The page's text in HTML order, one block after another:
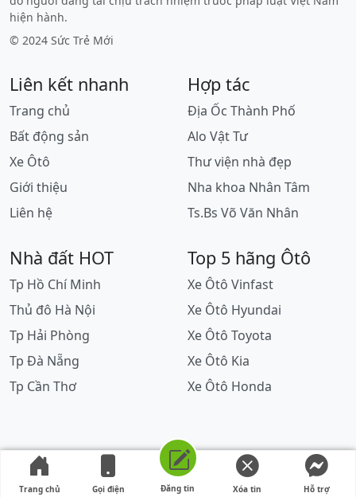
Trang chủ Gọi điện Đăng tin Xóa tin Hỗ trợ
hiện hành.
© 2024 Sức Trẻ Mới
Liên kết nhanh
Trang chủ
Bất động sản
Xe Ôtô
Giới thiệu
Liên hệ
Hợp tác
Địa Ốc Thành Phố
Alo Vật Tư
Thư viện nhà đẹp
Nha khoa Nhân Tâm
Ts.Bs Võ Văn Nhân
Nhà đất HOT
Tp Hồ Chí Minh
Thủ đô Hà Nội
Tp Hải Phòng
Tp Đà Nẵng
Tp Cần Thơ
Top 5 hãng Ôtô
Xe Ôtô Vinfast
Xe Ôtô Hyundai
Xe Ôtô Toyota
Xe Ôtô Kia
Xe Ôtô Honda